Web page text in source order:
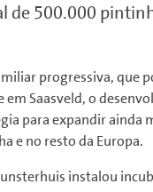
de 500.000
progressiva, que
Saasveld, o
para expandir ainda
e no resto da Europa.
instalou